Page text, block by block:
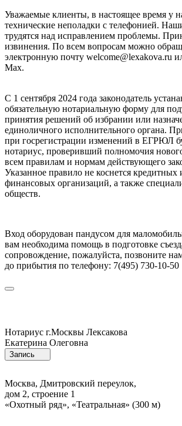
Уважаемые клиенты, в настоящее время у
технические неполадки с телефонией.
трудятся над исправлением проблемы.
извинения. По всем вопросам можно
электронную почту welcome@lexakova.ru
Max.
С 1 сентября 2024 года законодатель
обязательную нотариальную форму для
принятия решений об избрании или
единоличного исполнительного органа.
при госрегистрации изменений в ЕГРЮЛ
нотариус, проверивший полномочия
всем правилам и нормам действующего
Указанное правило не коснется
финансовых организаций, а также
обществ.
Вход оборудован пандусом для
вам необходима помощь в подготовке
сопровождение, пожалуйста, позвоните
до прибытия по телефону: 7(495) 730-10-50
Нотариус г.Москвы Лексакова
Екатерина Олеговна
Запись
Москва, Дмитровский переулок,
дом 2, строение 1
«Охотный ряд», «Театральная» (300 м)